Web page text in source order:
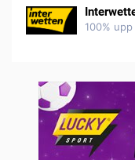
100%